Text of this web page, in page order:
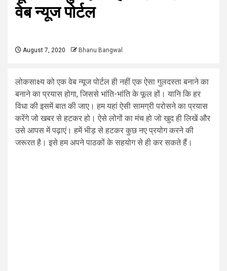
वेब न्यूज पोर्टल
August 7, 2020 Bhanu Bangwal
लोकसाक्ष्य को एक वेब न्यूज पोर्टल ही नहीं एक ऐसा गुलदस्ता बनाने का
बनाने का प्रयास होगा, जिससे भांति-भांति के फूल हों। यानि कि हर
विधा की इसमें बात की जाए। हम यहां ऐसी सामग्री परोसने का प्रयास
करेंगे जो खबर से हटकर हो। ऐसे लोगों का मंच हो जो खुद ही लिखें और
उसे आपस में पढ़ाएं। हमें भीड़ से हटकर कुछ नए प्रयोग करने की
जरूरत है। इसे हम अपने पाठकों के सहयोग से ही कर सकते हैं।